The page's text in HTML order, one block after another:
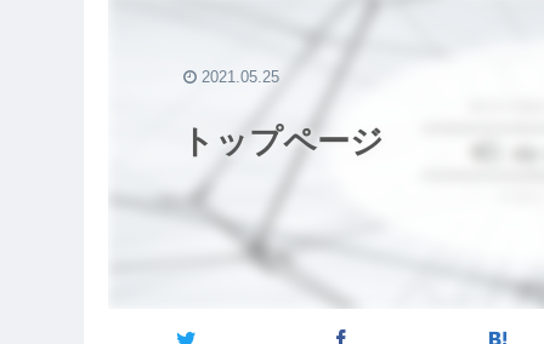
トップページ
2021.05.25